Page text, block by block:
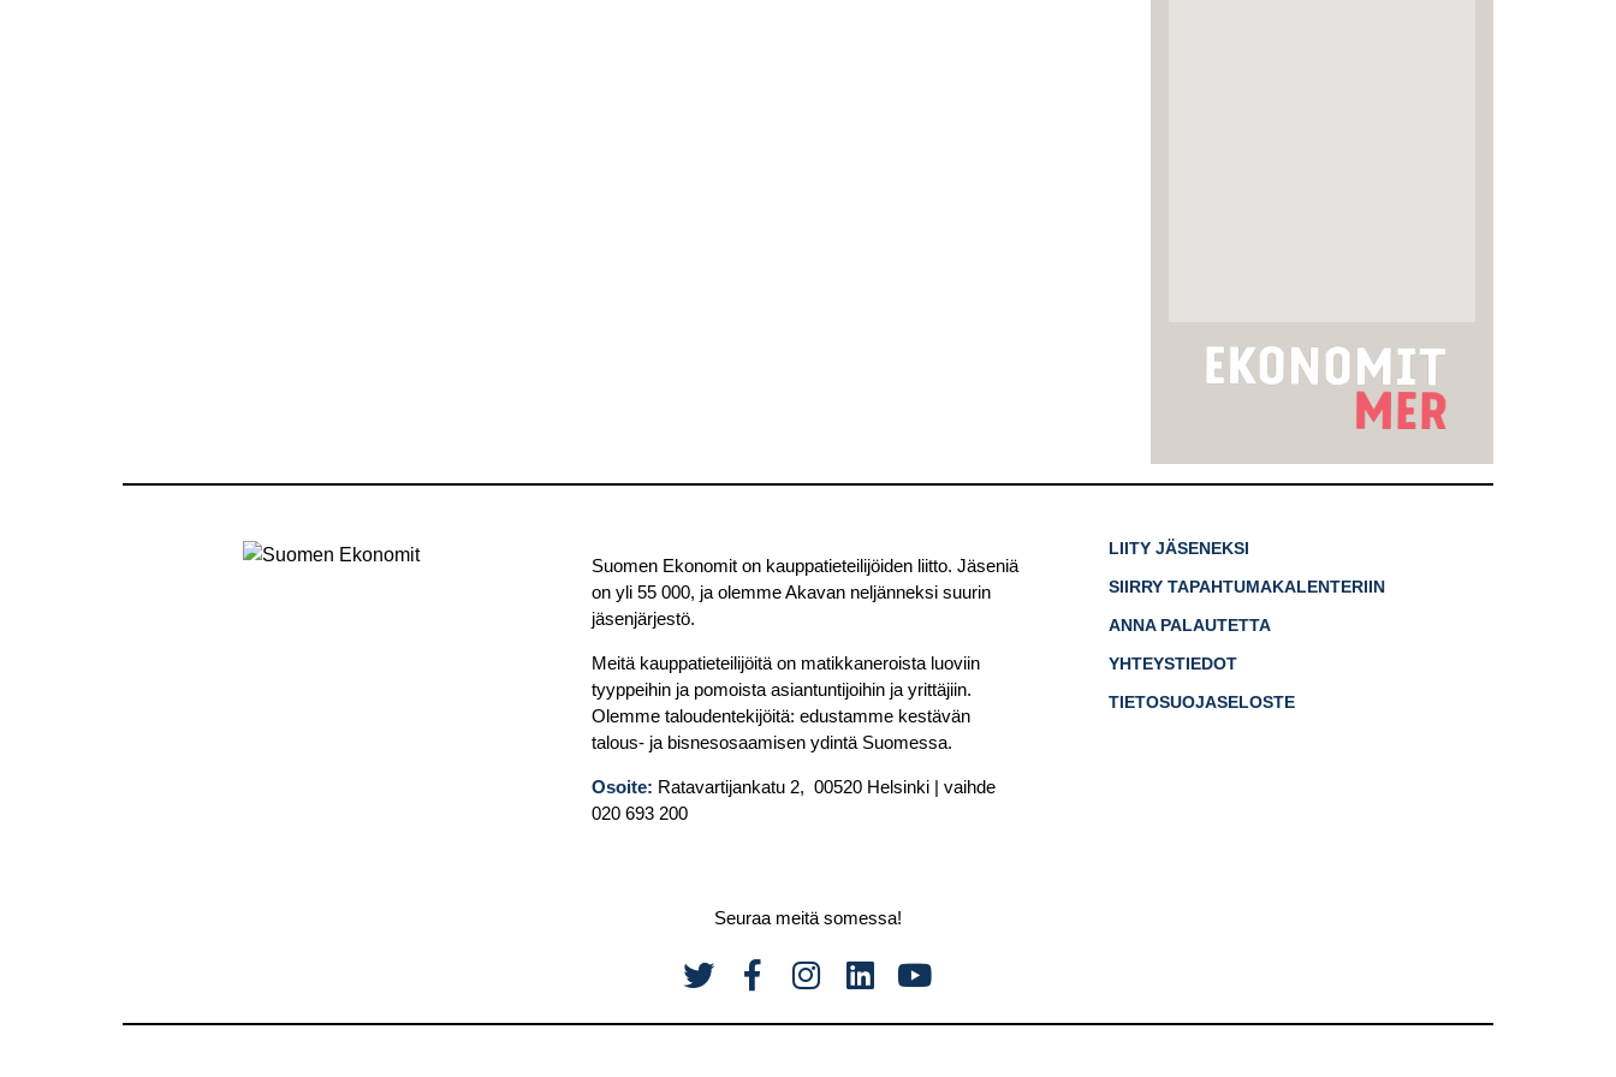
Suomen Ekonomit on kauppatieteilijöiden liitto. Jäseniä
on yli 55 000, ja olemme Akavan neljänneksi suurin
jäsenjärjestö.
Meitä kauppatieteilijöitä on matikkaneroista luoviin
tyyppeihin ja pomoista asiantuntijoihin ja yrittäjiin.
Olemme taloudentekijöitä: edustamme kestävän
talous- ja bisnesosaamisen ydintä Suomessa.
Osoite: Ratavartijankatu 2, 00520 Helsinki | vaihde
020 693 200
LIITY JÄSENEKSI
SIIRRY TAPAHTUMAKALENTERIIN
ANNA PALAUTETTA
YHTEYSTIEDOT
TIETOSUOJASELOSTE
Seuraa meitä somessa!